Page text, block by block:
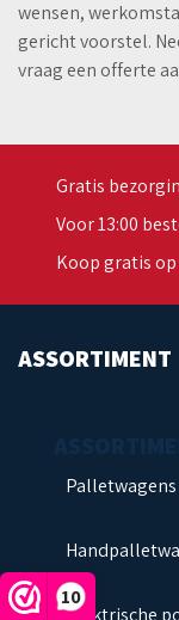
10
wensen,
gericht voorstel.
vraag een offerte
Gratis
Voor 13:00
Koop gratis
ASSORTIMENT
Palletwagens
Elektrische